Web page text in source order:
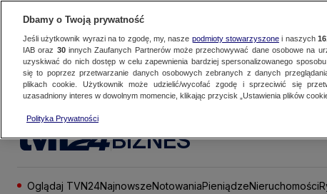
BIZNES
Oglądaj TVN24NajnowszeNotowaniaPieniądzeNieruchomości
Dbamy o Twoją prywatność
Jeśli użytkownik wyrazi na to zgodę, my, nasze podmioty stowarzyszonei naszych
IAB oraz 30innych Zaufanych Partnerów może przechowywać dane osobowe na
uzyskiwać do nich dostęp w celu zapewnienia bardziej spersonalizowanego
się to poprzez przetwarzanie danych osobowych zebranych z danych
plikach cookie. Użytkownik może udzielić/wycofać zgodę i sprzeciwić się
uzasadniony interes w dowolnym momencie, klikając przycisk „Ustawienia plików
Polityka Prywatności